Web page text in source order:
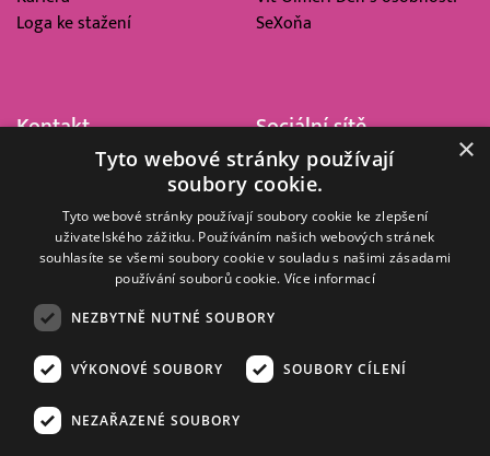
Loga ke stažení
SeXoňa
Kontakt
Barrandov Televizní Studio,
Kříženeckého nám. 322
152 00 Praha 5
IČ 416 93 311
Sociální sítě
© 2008–2026 EMPRESA MEDIA, a.s. Všechna práva vyhrazena.
Zásady ochrany osobních a dalších zpracovávaných údajů
×
Tyto webové stránky používají
soubory cookie.
Tyto webové stránky používají soubory cookie ke zlepšení
uživatelského zážitku. Používáním našich webových stránek
souhlasíte se všemi soubory cookie v souladu s našimi zásadami
používání souborů cookie. Více informací
NEZBYTNĚ NUTNÉ SOUBORY
VÝKONOVÉ SOUBORY SOUBORY CÍLENÍ
NEZAŘAZENÉ SOUBORY